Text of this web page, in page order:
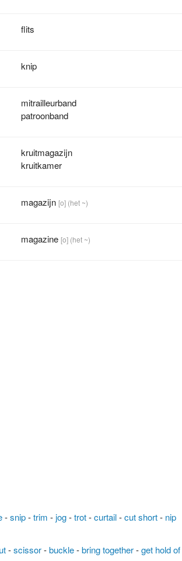
flits
knip
mitrailleurband
patroonband
kruitmagazijn
kruitkamer
magazijn [o] (het ~)
magazine [o] (het ~)
-snip-trim -jog-trot-curtail-cut short- nip
-scissor-buckle-bring together-get hold of